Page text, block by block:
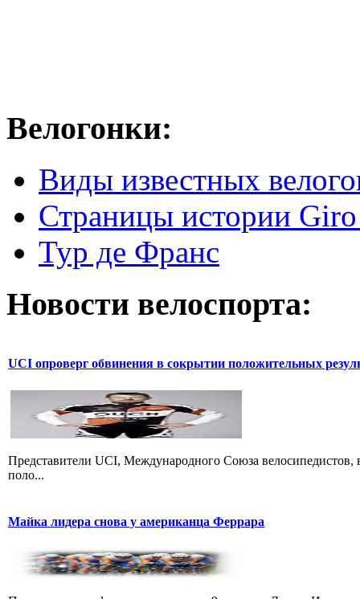
Велогонки:
Виды известных
Страницы истории
Тур де Франс
Новости велоспорта:
UCI опроверг обвинения в сокрытии положительных
Представители UCI, Международного Союза
поло...
Майка лидера снова у американца Феррара